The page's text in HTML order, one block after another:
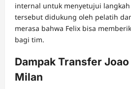
internal untuk menyetujui
tersebut didukung oleh pelatih
merasa bahwa Felix bisa
bagi tim.
Dampak Transfer Joao
Milan